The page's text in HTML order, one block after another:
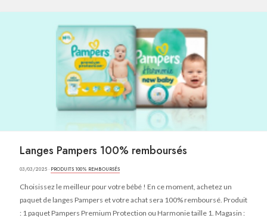
Langes Pampers 100% remboursés
03/03/2025 · PRODUITS 100% REMBOURSÉS
Choisissez le meilleur pour votre bébé ! En ce moment, achetez un
paquet de langes Pampers et votre achat sera 100% remboursé. Produit
: 1 paquet Pampers Premium Protection ou Harmonie taille 1. Magasin :